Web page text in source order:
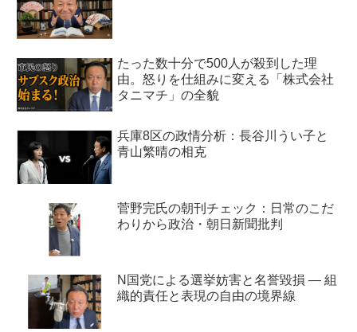
たった数十分で500人が殺到した理
由。怒りを仕組みに変える「株式会社
タニマチ」の全貌
兵庫8区の政情分析：長谷川うい子と
青山繁晴の相克
菅野完氏の朝刊チェック：日常のこだ
わりから政治・朝日新聞批判
N国党による選挙妨害と名誉毀損 ― 組
織的責任と表現の自由の境界線